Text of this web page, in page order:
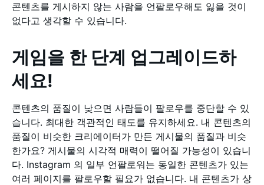
콘텐츠를 게시하지 않는 사람을 언팔로우해도 잃을 것이
없다고 생각할 수 있습니다.
게임을 한 단계 업그레이드하
세요!
콘텐츠의 품질이 낮으면 사람들이 팔로우를 중단할 수 있
습니다. 최대한 객관적인 태도를 유지하세요. 내 콘텐츠의
품질이 비슷한 크리에이터가 만든 게시물의 품질과 비슷
한가요? 게시물의 시각적 매력이 떨어질 가능성이 있습니
다. Instagram 의 일부 언팔로워는 동일한 콘텐츠가 있는
여러 페이지를 팔로우할 필요가 없습니다. 내 콘텐츠가 상